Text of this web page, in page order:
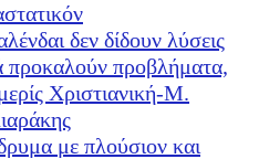
δεν δίδουν λύσεις
προκαλούν προβλήματα,
Χριστιανική-Μ.
με πλούσιον και